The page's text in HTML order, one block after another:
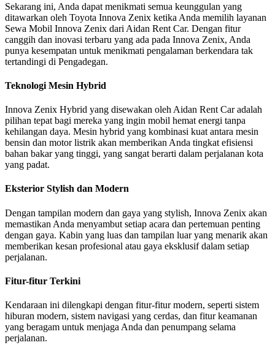
Sekarang ini, Anda dapat menikmati semua keunggulan yang
ditawarkan oleh Toyota Innova Zenix ketika Anda memilih layanan
Sewa Mobil Innova Zenix dari Aidan Rent Car. Dengan fitur
canggih dan inovasi terbaru yang ada pada Innova Zenix, Anda
punya kesempatan untuk menikmati pengalaman berkendara tak
tertandingi di Pengadegan.
Teknologi Mesin Hybrid
Innova Zenix Hybrid yang disewakan oleh Aidan Rent Car adalah
pilihan tepat bagi mereka yang ingin mobil hemat energi tanpa
kehilangan daya. Mesin hybrid yang kombinasi kuat antara mesin
bensin dan motor listrik akan memberikan Anda tingkat efisiensi
bahan bakar yang tinggi, yang sangat berarti dalam perjalanan kota
yang padat.
Eksterior Stylish dan Modern
Dengan tampilan modern dan gaya yang stylish, Innova Zenix akan
memastikan Anda menyambut setiap acara dan pertemuan penting
dengan gaya. Kabin yang luas dan tampilan luar yang menarik akan
memberikan kesan profesional atau gaya eksklusif dalam setiap
perjalanan.
Fitur-fitur Terkini
Kendaraan ini dilengkapi dengan fitur-fitur modern, seperti sistem
hiburan modern, sistem navigasi yang cerdas, dan fitur keamanan
yang beragam untuk menjaga Anda dan penumpang selama
perjalanan.